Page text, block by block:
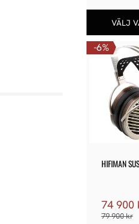
HIFIMAN
74 900
79 900kr
6%